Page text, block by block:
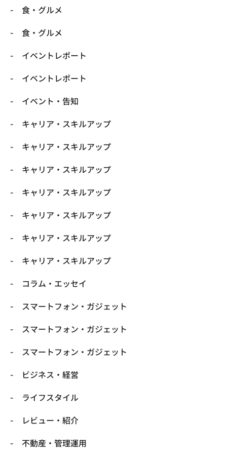
​食・グルメ
​食・グルメ
イベントレポート
イベントレポート
イベント・告知
キャリア・スキルアップ
キャリア・スキルアップ
キャリア・スキルアップ
キャリア・スキルアップ
キャリア・スキルアップ
キャリア・スキルアップ
キャリア・スキルアップ
コラム・エッセイ
スマートフォン・ガジェット
スマートフォン・ガジェット
スマートフォン・ガジェット
ビジネス・経営
ライフスタイル
レビュー・紹介
不動産・管理運用